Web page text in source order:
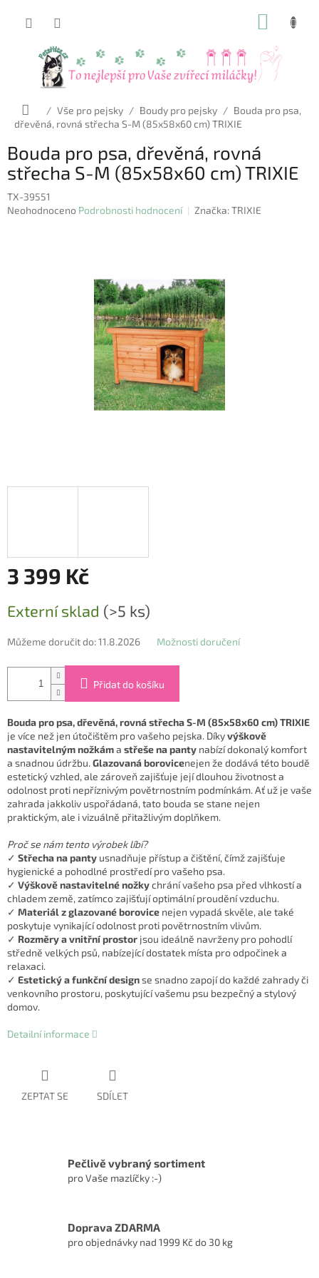
Domů
/ Vše pro pejsky / Boudy pro pejsky / Bouda pro psa,
dřevěná, rovná střecha S-M (85x58x60 cm) TRIXIE
Bouda pro psa, dřevěná, rovná
střecha S-M (85x58x60 cm) TRIXIE
TX-39551
Průměrné
Neohodnoceno Podrobnosti hodnocení Značka:TRIXIE
3 399 Kč
cena:
Externí sklad (>5 ks)
Můžeme doručit do:11.8.2026 Možnosti doručení
Přidat do košíku
Bouda pro psa, dřevěná, rovná střecha S-M (85x58x60 cm) TRIXIE
je více než jen útočištěm pro vašeho pejska. Díkyvýškově
nastavitelným nožkáma střeše na panty nabízí dokonalý komfort
a snadnou údržbu. Glazovaná borovicenejen že dodává této boudě
estetický vzhled, ale zároveň zajišťuje její dlouhou životnost a
odolnost proti nepříznivým povětrnostním podmínkám. Ať už je vaše
zahrada jakkoliv uspořádaná, tato bouda se stane nejen
praktickým, ale i vizuálně přitažlivým doplňkem.
Proč se nám tento výrobek líbí?
✓ Střecha na panty usnadňuje přístup a čištění, čímž zajišťuje
hygienické a pohodlné prostředí pro vašeho psa.
✓ Výškově nastavitelné nožkychrání vašeho psa před vlhkostí a
chladem země, zatímco zajišťují optimální proudění vzduchu.
✓ Materiál z glazované borovice nejen vypadá skvěle, ale také
poskytuje vynikající odolnost proti povětrnostním vlivům.
✓ Rozměry a vnitřní prostor jsou ideálně navrženy pro pohodlí
středně velkých psů, nabízející dostatek místa pro odpočinek a
relaxaci.
✓ Estetický a funkční designse snadno zapojí do každé zahrady či
venkovního prostoru, poskytující vašemu psu bezpečný a stylový
domov.
Detailní informace
ZEPTAT SE SDÍLET
Pečlivě vybraný sortiment
pro Vaše mazlíčky :-)
Doprava ZDARMA
pro objednávky nad 1999 Kč do 30 kg